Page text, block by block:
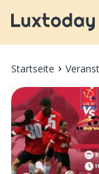
Startseite